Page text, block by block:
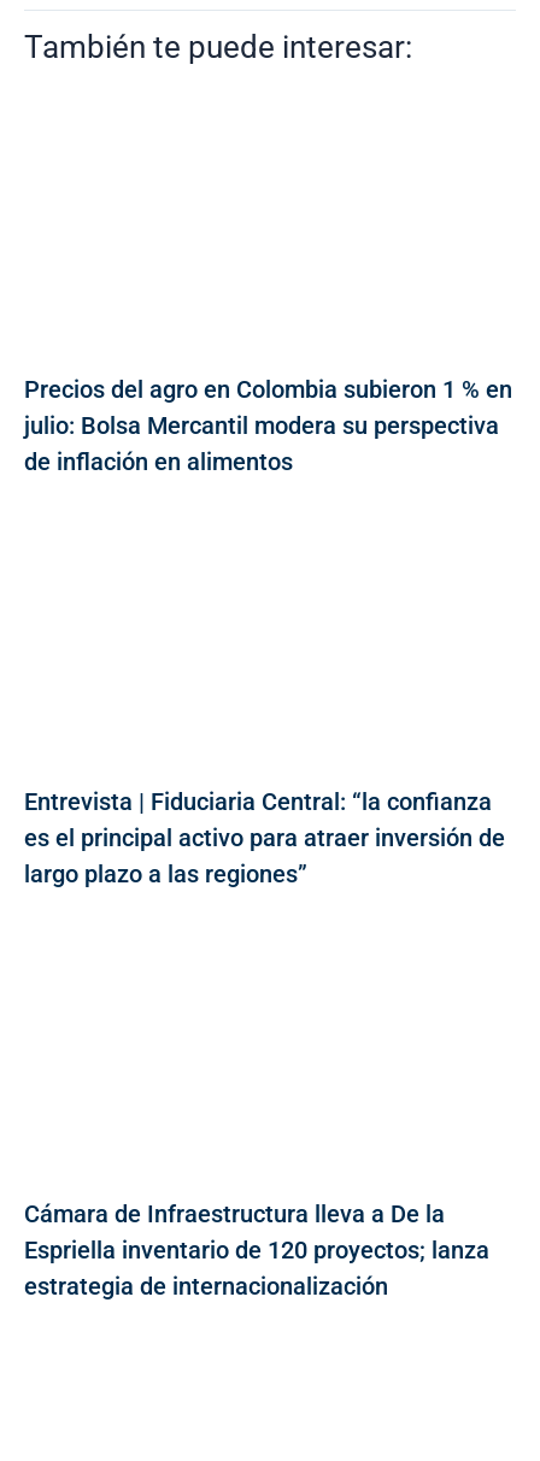
También te puede interesar:
Precios del agro en Colombia subieron 1 % en
julio: Bolsa Mercantil modera su perspectiva
de inflación en alimentos
Entrevista | Fiduciaria Central: “la confianza
es el principal activo para atraer inversión de
largo plazo a las regiones”
Cámara de Infraestructura lleva a De la
Espriella inventario de 120 proyectos; lanza
estrategia de internacionalización